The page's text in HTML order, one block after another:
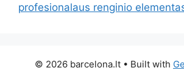
profesionalaus renginio
© 2026 barcelona.lt • Built with